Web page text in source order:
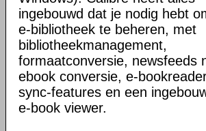
ingebouwd dat je nodig hebt
e-bibliotheek te beheren, met
bibliotheekmanagement,
formaatconversie, newsfeeds
ebook conversie, e-
sync-features en een
e-book viewer.